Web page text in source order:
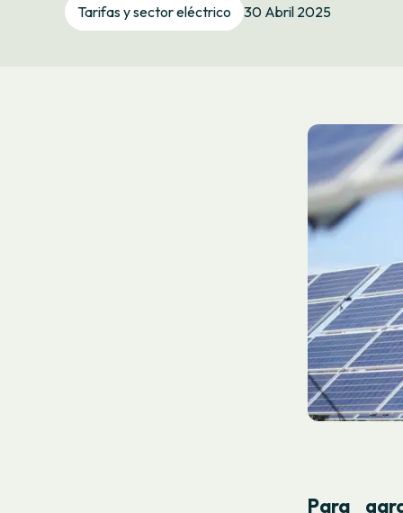
Tarifas y sector eléctrico 30 Abril 2025
Para